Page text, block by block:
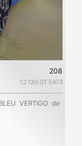
208
1.2 130 GT EAT8
VERTIGO de